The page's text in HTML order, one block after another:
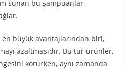
sunan bu şampuanlar,
en büyük avantajlarından biri,
azaltmasıdır. Bu tür ürünler,
korurken, aynı zamanda